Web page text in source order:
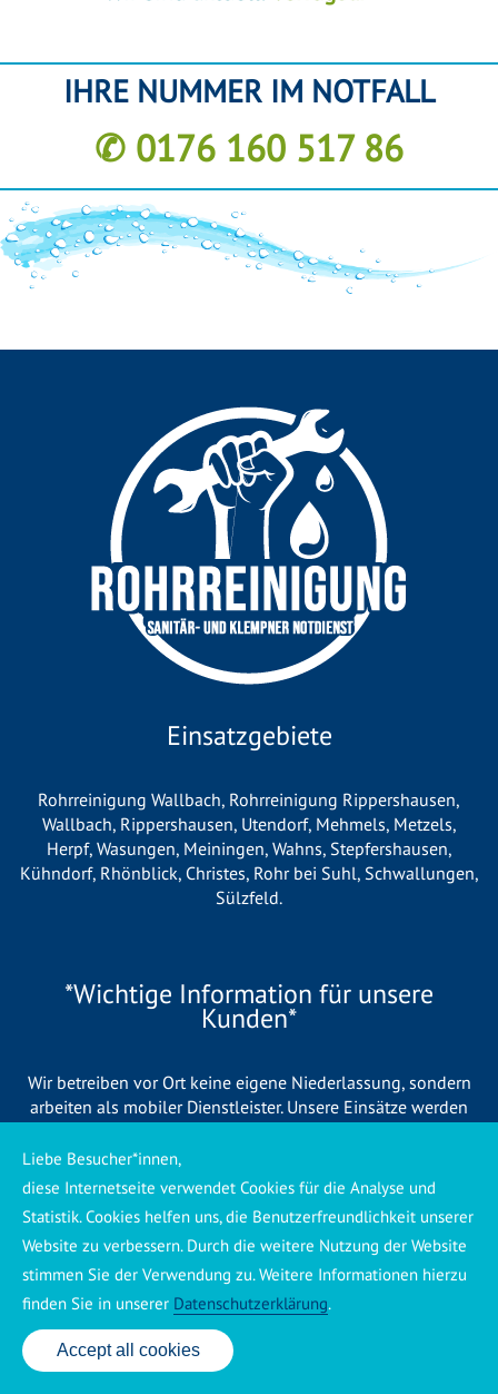
IHRE NUMMER IM NOTFALL
✆ 0176 160 517 86
Einsatzgebiete
Rohrreinigung Wallbach, Rohrreinigung Rippershausen,
Wallbach, Rippershausen, Utendorf, Mehmels, Metzels,
Herpf, Wasungen, Meiningen, Wahns, Stepfershausen,
Kühndorf, Rhönblick, Christes, Rohr bei Suhl, Schwallungen,
Sülzfeld.
*Wichtige Information für unsere
Kunden*
Wir betreiben vor Ort keine eigene Niederlassung, sondern
arbeiten als mobiler Dienstleister. Unsere Einsätze werden
regionale Partnerbetriebe durchgeführt. Dadurch können wir
eine schnelle Verfügbarkeit und einen zuverlässigen 24/7-
Service sicherstellen. Sollte kein eigener Mitarbeiter
unmittelbar verfügbar sein, übernehmen Partnerbetriebe aus
Ihrer Region den Auftrag. Alle eingesetzten Betriebe sind
verpflichtet, Sie vor Beginn der Arbeiten transparent über die
voraussichtlichen Kosten zu informieren und ortsübliche
Preise zu berechnen.
24 Std. Service: ✆ 0176 160 517 86
Accept all cookies
Liebe Besucher*innen,
diese Internetseite verwendet Cookies für die Analyse und
Statistik. Cookies helfen uns, die Benutzerfreundlichkeit unserer
Website zu verbessern. Durch die weitere Nutzung der Website
stimmen Sie der Verwendung zu. Weitere Informationen hierzu
finden Sie in unserer Datenschutzerklärung.